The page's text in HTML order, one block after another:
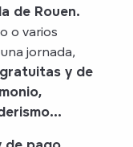
de Rouen.
o varios
jornada,
y de